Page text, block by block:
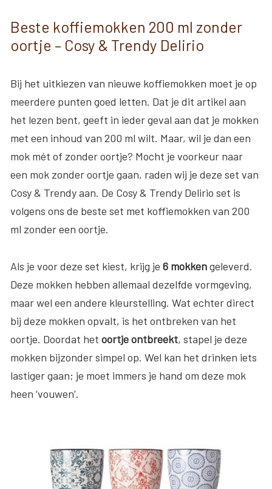
Beste koffiemokken 200 ml zonder
oortje – Cosy & Trendy Delirio
Bij het uitkiezen van nieuwe koffiemokken moet je op
meerdere punten goed letten. Dat je dit artikel aan
het lezen bent, geeft in ieder geval aan dat je mokken
met een inhoud van 200 ml wilt. Maar, wil je dan een
mok mét of zonder oortje? Mocht je voorkeur naar
een mok zonder oortje gaan, raden wij je deze set van
Cosy & Trendy aan. De Cosy & Trendy Delirio set is
volgens ons de beste set met koffiemokken van 200
ml zonder een oortje.
Als je voor deze set kiest, krijg je 6 mokkengeleverd.
Deze mokken hebben allemaal dezelfde vormgeving,
maar wel een andere kleurstelling. Wat echter direct
bij deze mokken opvalt, is het ontbreken van het
oortje. Doordat het oortje ontbreekt, stapel je deze
mokken bijzonder simpel op. Wel kan het drinken iets
lastiger gaan; je moet immers je hand om deze mok
heen ‘vouwen’.